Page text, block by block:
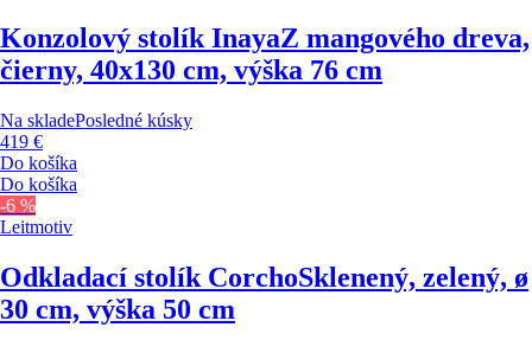
Konzolový stolík InayaZ mangového dreva,
čierny, 40x130 cm, výška 76 cm
Na skladePosledné kúsky
419 €
Do košíka
Do košíka
-6 %
Leitmotiv
Odkladací stolík CorchoSklenený, zelený, ø
30 cm, výška 50 cm